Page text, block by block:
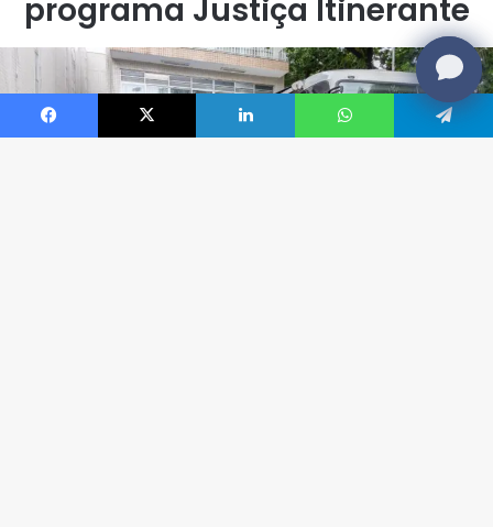
Facebook X Linkedin WhatsApp Telegram